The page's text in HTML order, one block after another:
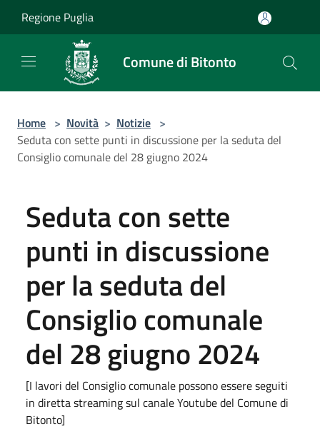
Regione Puglia
Comune di Bitonto
Home > Novità > Notizie >
Seduta con sette punti in discussione per la seduta del
Consiglio comunale del 28 giugno 2024
Seduta con sette
punti in discussione
per la seduta del
Consiglio comunale
del 28 giugno 2024
[I lavori del Consiglio comunale possono essere seguiti
in diretta streaming sul canale Youtube del Comune di
Bitonto]